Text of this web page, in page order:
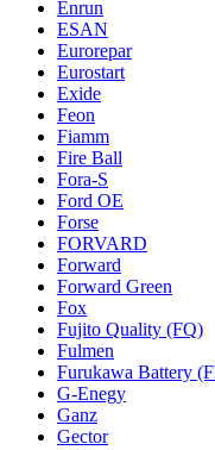
Enrun
ESAN
Eurorepar
Eurostart
Exide
Feon
Fiamm
Fire Ball
Fora-S
Ford OE
Forse
FORVARD
Forward
Forward Green
Fox
Fujito Quality (FQ)
Fulmen
Furukawa Battery
G-Enegy
Ganz
Gector